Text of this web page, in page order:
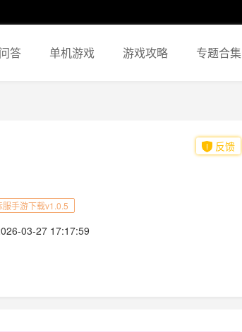
答 单机游戏 游戏攻略 专题合集
手游下载v1.0.5
03-27 17:17:59
反馈